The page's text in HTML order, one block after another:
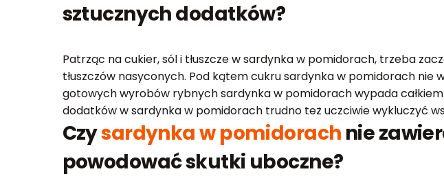
sztucznych dodatków?
Patrząc na cukier, sól i tłuszcze w sardynka w pomidorach, trzeba
tłuszczów nasyconych. Pod kątem cukru sardynka w pomidorach nie
gotowych wyrobów rybnych sardynka w pomidorach wypada
dodatków w sardynka w pomidorach trudno też uczciwie wykluczyć
Czysardynka w pomidorach nie
powodować skutki uboczne?